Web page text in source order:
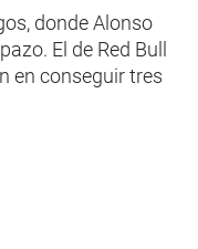
donde Alonso
El de Red Bull
en conseguir tres